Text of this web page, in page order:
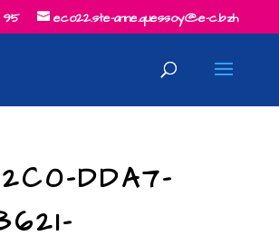
95 eco22.ste-anne.quessoy@e-c.bzh
DDA7-